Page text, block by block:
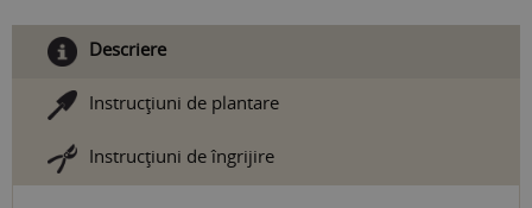
Descriere
Instrucţiuni de plantare
Instrucţiuni de îngrijire